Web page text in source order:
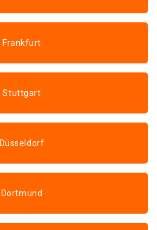
Frankfurt
Stuttgart
Düsseldorf
Dortmund